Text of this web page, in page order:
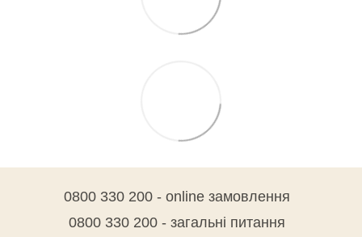
0800 330 200 - online замовлення
0800 330 200 - загальні питання